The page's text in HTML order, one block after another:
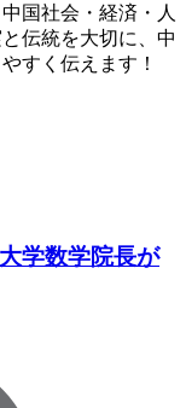
国社会・経済・人
伝統を大切に、中
すく伝えます！
学数学院長が